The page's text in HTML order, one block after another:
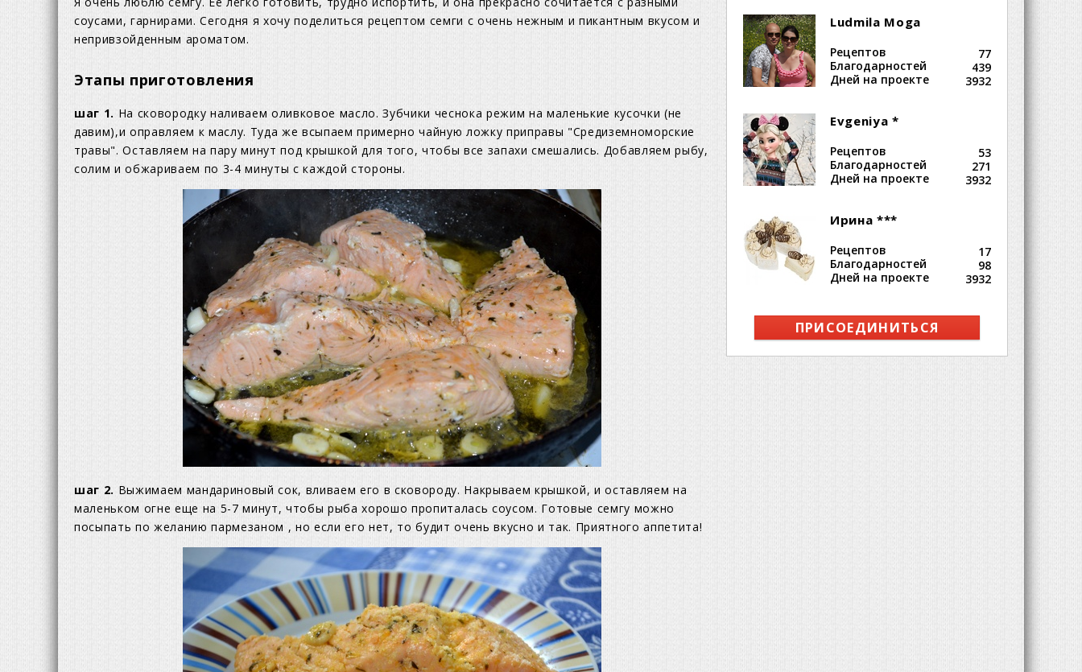
соусами, гарнирами. Сегодня я хочу поделиться рецептом семги с очень нежным и пикантным вкусом и
непривзойденным ароматом.
Этапы приготовления
шаг 1. На сковородку наливаем оливковое масло. Зубчики чеснока режим на маленькие кусочки (не
давим),и оправляем к маслу. Туда же всыпаем примерно чайную ложку приправы "Средиземноморские
травы". Оставляем на пару минут под крышкой для того, чтобы все запахи смешались. Добавляем рыбу,
солим и обжариваем по 3-4 минуты с каждой стороны.
шаг 2. Выжимаем мандариновый сок, вливаем его в сковороду. Накрываем крышкой, и оставляем на
маленьком огне еще на 5-7 минут, чтобы рыба хорошо пропиталась соусом. Готовые семгу можно
посыпать по желанию пармезаном , но если его нет, то будит очень вкусно и так. Приятного аппетита!
Ludmila Moga
Рецептов 77
Благодарностей 439
Дней на проекте 3932
Evgeniya *
Рецептов 53
Благодарностей 271
Дней на проекте 3932
Ирина ***
Рецептов 17
Благодарностей 98
Дней на проекте 3932
ПРИСОЕДИНИТЬСЯ